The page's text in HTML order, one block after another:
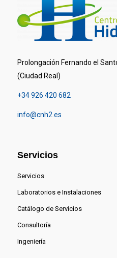
Prolongación Fernando el
(Ciudad Real)
+34 926 420 682
info@cnh2.es
Servicios
Servicios
Laboratorios e Instalaciones
Catálogo de Servicios
Consultoría
Ingeniería